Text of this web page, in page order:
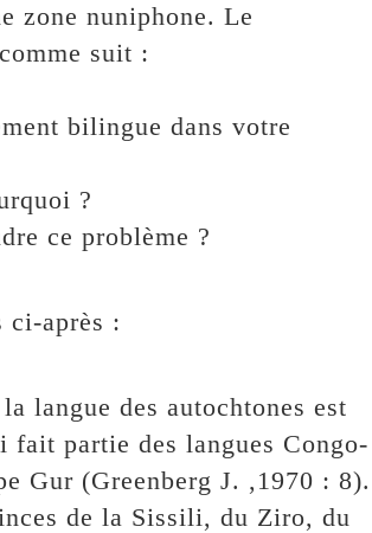
zone nuniphone. Le
suit :
bilingue dans votre
?
ce problème ?
ci-après :
langue des autochtones est
fait partie des langues Congo-
Gur (Greenberg J. ,1970 : 8).
de la Sissili, du Ziro, du